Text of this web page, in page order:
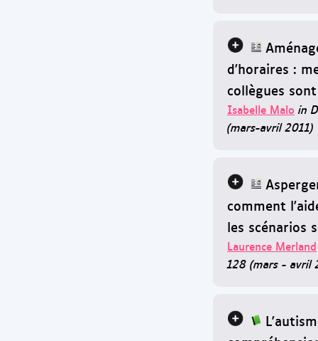
d'horaires :
collègues
Isabelle Malo in
(mars-avril 2011)
comment
les scénarios
Laurence Merland
128 (mars - avril